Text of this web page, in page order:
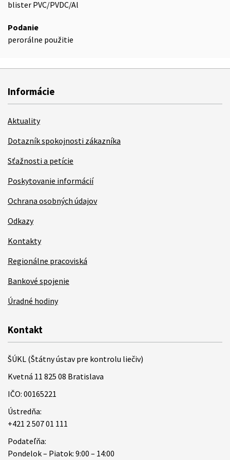
blister PVC/PVDC/Al
Podanie
perorálne použitie
Informácie
Aktuality
Dotazník spokojnosti zákazníka
Sťažnosti a petície
Poskytovanie informácií
Ochrana osobných údajov
Odkazy
Kontakty
Regionálne pracoviská
Bankové spojenie
Úradné hodiny
Kontakt
ŠÚKL (Štátny ústav pre kontrolu liečiv)
Kvetná 11 825 08 Bratislava
IČO: 00165221
Ústredňa:
+421 2 507 01 111
Podateľňa:
Pondelok – Piatok: 9:00 – 14:00